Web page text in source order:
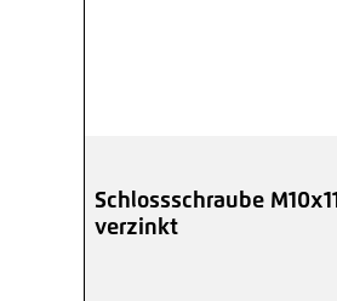
Schlossschraube
verzinkt